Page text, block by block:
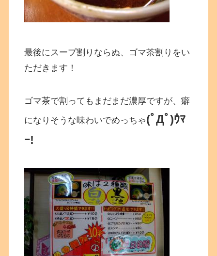
最後にスープ割りならぬ、ゴマ茶割りをい
ただきます！
ゴマ茶で割ってもまだまだ濃厚ですが、癖
になりそうな味わいでめっちゃ(ﾟДﾟ)ｳﾏ
ｰ!